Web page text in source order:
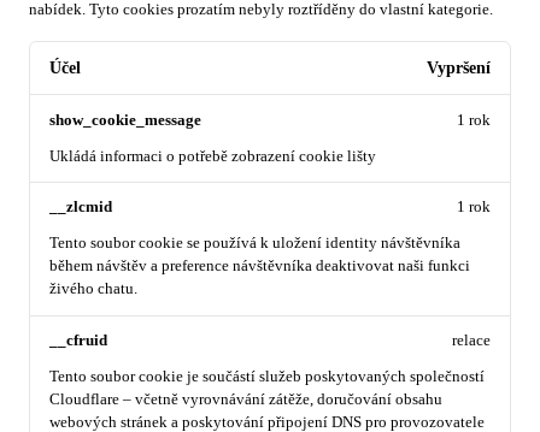
nabídek. Tyto cookies prozatím nebyly roztříděny do vlastní kategorie.
Účel Vypršení
show_cookie_message
Ukládá informaci o potřebě zobrazení cookie lišty
1 rok
__zlcmid
Tento soubor cookie se používá k uložení identity návštěvníka
během návštěv a preference návštěvníka deaktivovat naši funkci
živého chatu.
1 rok
__cfruid
Tento soubor cookie je součástí služeb poskytovaných společností
Cloudflare – včetně vyrovnávání zátěže, doručování obsahu
webových stránek a poskytování připojení DNS pro provozovatele
relace